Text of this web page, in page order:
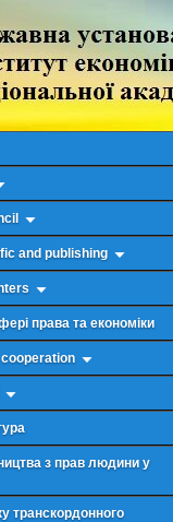
and publishing
права та економіки
з прав людини у
транскордонного